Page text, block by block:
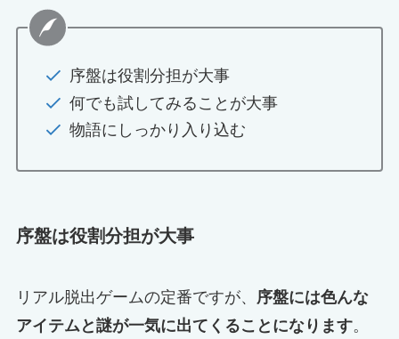
序盤は役割分担が大事
何でも試してみることが大事
物語にしっかり入り込む
序盤は役割分担が大事
リアル脱出ゲームの定番ですが、 序盤には色んな
アイテムと謎が一気に出てくることになります。